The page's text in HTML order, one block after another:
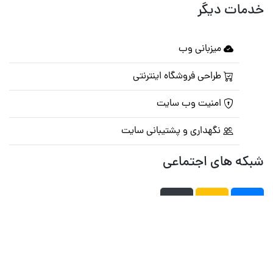
خدمات دیگر
میزبانی وب
طراحی فروشگاه اینترنتی
امنیت وب سایت
نگهداری و پشتیبانی سایت
شبکه های اجتماعی